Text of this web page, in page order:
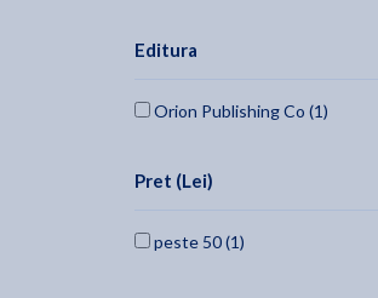
Editura
Orion Publishing Co (1)
Pret (Lei)
peste 50 (1)